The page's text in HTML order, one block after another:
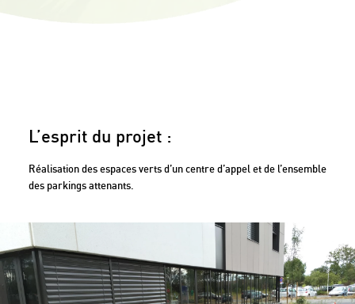
L’esprit du projet :
Réalisation des espaces verts d’un centre d’appel et de l’ensemble
des parkings attenants.